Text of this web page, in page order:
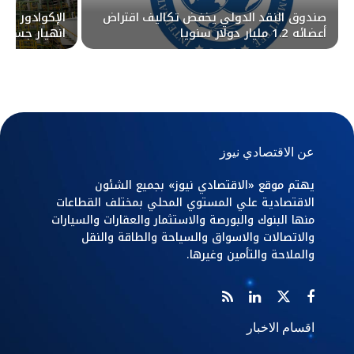
صندوق النقد الدولي يخفض تكاليف اقتراض
أعضائه 1.2 مليار دولار سنويا
الإكوادور
انهيار جسر
عن الاقتصادي نيوز
يهتم موقع «الاقتصادي نيوز» بجميع الشئون
الاقتصادية علي المستوي المحلي بمختلف القطاعات
منها البنوك والبورصة والاستثمار والعقارات والسيارات
والاتصالات والاسواق والسياحة والطاقة والنقل
والملاحة والتأمين وغيرها.
اقسام الاخبار